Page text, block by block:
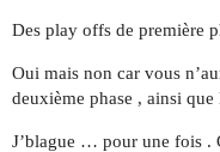
Des play offs de première
Oui mais non car vous
deuxième phase , ainsi
J’blague … pour une fois